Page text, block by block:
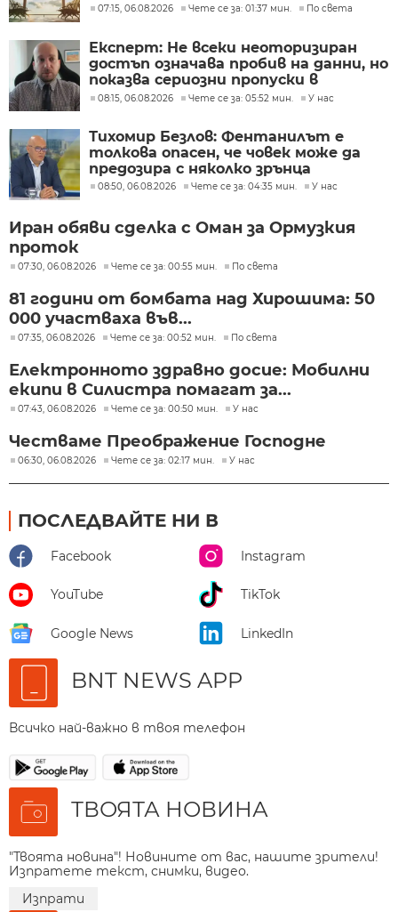
07:15, 06.08.2026 Чете се за: 01:37 мин. По света
Експерт: Не всеки неоторизиран
достъп означава пробив на данни, но
показва сериозни пропуски в
киберсигурността
08:15, 06.08.2026 Чете се за: 05:52 мин. У нас
Тихомир Безлов: Фентанилът е
толкова опасен, че човек може да
предозира с няколко зрънца
08:50, 06.08.2026 Чете се за: 04:35 мин. У нас
Иран обяви сделка с Оман за Ормузкия
проток
07:30, 06.08.2026 Чете се за: 00:55 мин. По света
81 години от бомбата над Хирошима: 50
000 участваха във...
07:35, 06.08.2026 Чете се за: 00:52 мин. По света
Електронното здравно досие: Мобилни
екипи в Силистра помагат за...
07:43, 06.08.2026 Чете се за: 00:50 мин. У нас
Честваме Преображение Господне
06:30, 06.08.2026 Чете се за: 02:17 мин. У нас
ПОСЛЕДВАЙТЕ НИ В
Facebook Instagram
YouTube TikTok
Google News LinkedIn
BNT NEWS APP
Всичко най-важно в твоя телефон
ТВОЯТА НОВИНА
"Твоята новина"! Новините от вас, нашите зрители!
Изпратете текст, снимки, видео.
Изпрати